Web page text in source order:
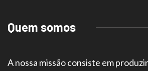
Quem somos
A nossa missão consiste em